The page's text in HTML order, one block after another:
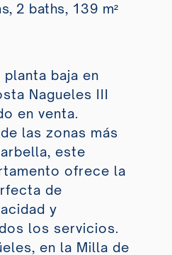
2 baths, 139 m²
baja en
Nagueles III
en venta.
las zonas más
este
ofrece la
de
y
los servicios.
en la Milla de